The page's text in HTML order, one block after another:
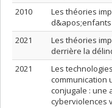
2010
Les théories
d&apos;enfants
2021
Les théories
derrière la
2021
Les
communication
conjugale : une
cyberviolences